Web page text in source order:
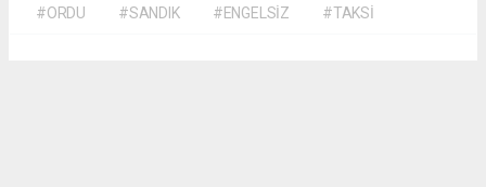
#ORDU #SANDIK #ENGELSİZ #TAKSİ